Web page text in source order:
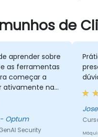
de
aprender sobre
as ferramentas
começar a
ativamente na
da aula com
que eu
e o curso
o que eu
Optum
Security